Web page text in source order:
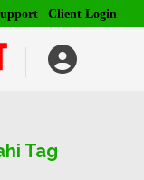
Client Login
Tag